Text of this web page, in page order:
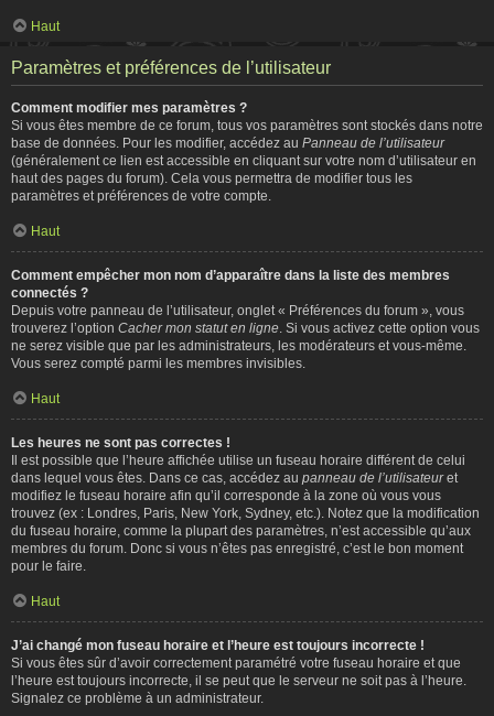
Haut
Paramètres et préférences de l’utilisateur
Comment modifier mes paramètres ?
Si vous êtes membre de ce forum, tous vos paramètres sont stockés dans notre
base de données. Pour les modifier, accédez au Panneau de l’utilisateur
(généralement ce lien est accessible en cliquant sur votre nom d’utilisateur en
haut des pages du forum). Cela vous permettra de modifier tous les
paramètres et préférences de votre compte.
Haut
Comment empêcher mon nom d’apparaître dans la liste des membres
connectés ?
Depuis votre panneau de l’utilisateur, onglet « Préférences du forum », vous
trouverez l’option Cacher mon statut en ligne . Si vous activez cette option vous
ne serez visible que par les administrateurs, les modérateurs et vous-même.
Vous serez compté parmi les membres invisibles.
Haut
Les heures ne sont pas correctes !
Il est possible que l’heure affichée utilise un fuseau horaire différent de celui
dans lequel vous êtes. Dans ce cas, accédez au panneau de l’utilisateuret
modifiez le fuseau horaire afin qu’il corresponde à la zone où vous vous
trouvez (ex : Londres, Paris, New York, Sydney, etc.). Notez que la modification
du fuseau horaire, comme la plupart des paramètres, n’est accessible qu’aux
membres du forum. Donc si vous n’êtes pas enregistré, c’est le bon moment
pour le faire.
Haut
J’ai changé mon fuseau horaire et l’heure est toujours incorrecte !
Si vous êtes sûr d’avoir correctement paramétré votre fuseau horaire et que
l’heure est toujours incorrecte, il se peut que le serveur ne soit pas à l’heure.
Signalez ce problème à un administrateur.